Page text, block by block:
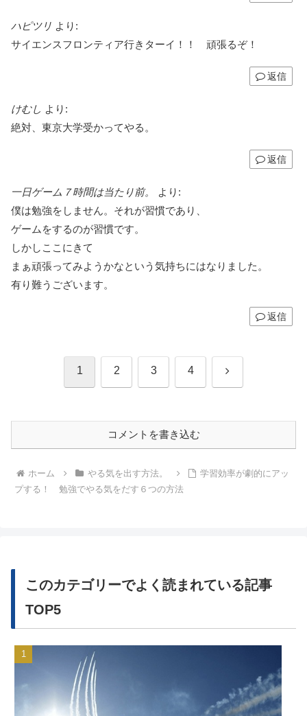
ハピツリ より:
サイエンスフロンティア行きターイ！！ 頑張るぞ！
返信
けむし より:
絶対、東京大学受かってやる。
返信
一日ゲーム７時間は当たり前。
より:
僕は勉強をしません。それが習慣であり、
ゲームをするのが習慣です。
しかしここにきて
まぁ頑張ってみようかなという気持ちにはなりました。
有り難うございます。
返信
1 2 3 4 次
コメントを書き込む
ホーム やる気を出す方法。
学習効率が劇的にアッ
プする！ 勉強でやる気をだす６つの方法
このカテゴリーでよく読まれている記事
TOP5